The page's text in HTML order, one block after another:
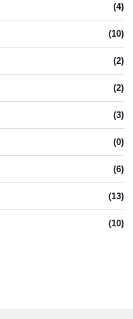
(4)
(10)
(2)
(2)
(3)
(0)
(6)
(13)
(10)